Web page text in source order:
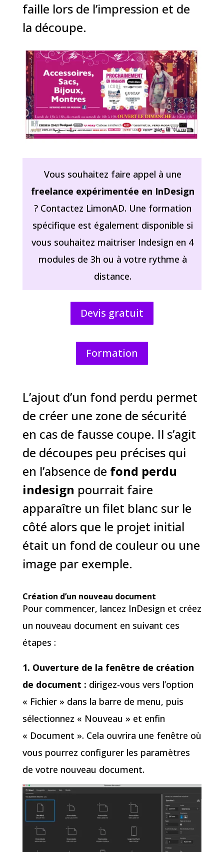
faille lors de l’impression et de
la découpe.
Vous souhaitez faire appel à une
freelance expérimentée en InDesign
? Contactez LimonAD. Une formation
spécifique est également disponible si
vous souhaitez maitriser Indesign en 4
modules de 3h ou à votre rythme à
distance.
Devis gratuit
Formation
L’ajout d’un fond perdu permet
de créer une zone de sécurité
en cas de fausse coupe. Il s’agit
de découpes peu précises qui
en l’absence de fond perdu
indesign pourrait faire
apparaître un filet blanc sur le
côté alors que le projet initial
était un fond de couleur ou une
image par exemple.
Création d’un nouveau document
Pour commencer, lancez InDesign et créez
un nouveau document en suivant ces
étapes :
1. Ouverture de la fenêtre de création
de document : dirigez-vous vers l’option
« Fichier » dans la barre de menu, puis
sélectionnez « Nouveau » et enfin
« Document ». Cela ouvrira une fenêtre où
vous pourrez configurer les paramètres
de votre nouveau document.